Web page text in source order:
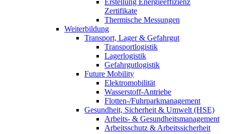
Zertifikate
Thermische Messungen
Weiterbildung
Transport, Lager & Gefahrgut
Transportlogistik
Lagerlogistik
Gefahrgutlogistik
Future Mobility
Elektromobilität
Wasserstoff-Antriebe
Flotten-/Fuhrparkmanagement
Gesundheit, Sicherheit & Umwelt (HSE)
Arbeits- & Gesundheitsmanagement
Arbeitsschutz & Arbeitssicherheit